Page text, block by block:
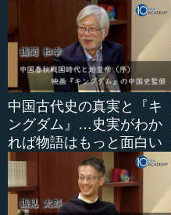
中国古代史の真実と『キ
ングダム』…史実がわか
れば物語はもっと面白い